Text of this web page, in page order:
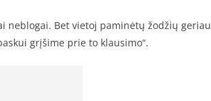
neblogai. Bet vietoj paminėtų žodžių geriau
grįšime prie to klausimo“.